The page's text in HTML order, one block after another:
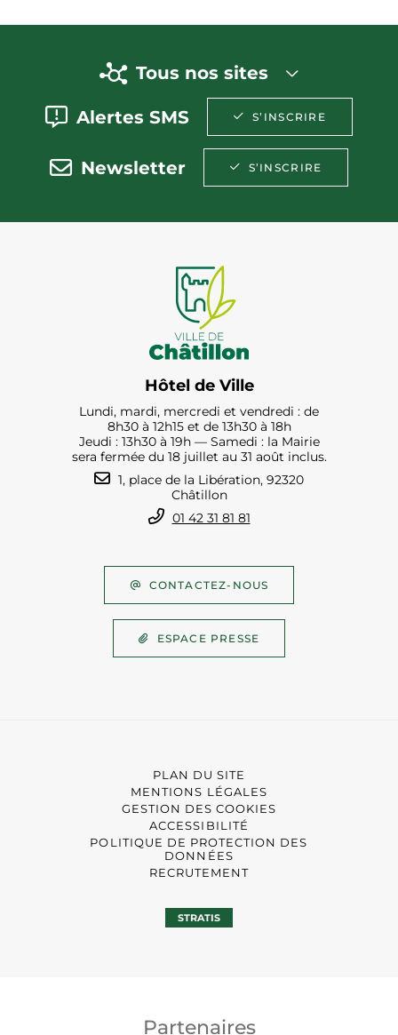
Tous nos sites
Alertes SMS S’INSCRIRE
Newsletter S’INSCRIRE
Hôtel de Ville
Lundi, mardi, mercredi et vendredi : de
8h30 à 12h15 et de 13h30 à 18h
Jeudi : 13h30 à 19h — Samedi : la Mairie
sera fermée du 18 juillet au 31 août inclus.
1, place de la Libération, 92320
Châtillon
01 42 31 81 81
CONTACTEZ-NOUS
ESPACE PRESSE
PLAN DU SITE
MENTIONS LÉGALES
GESTION DES COOKIES
ACCESSIBILITÉ
POLITIQUE DE PROTECTION DES
DONNÉES
RECRUTEMENT
STRATIS
Partenaires